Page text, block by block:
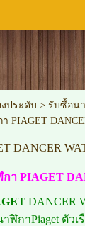
ประดับ > รับซื้อนา
PIAGET
DANCER
า PIAGET
DANCER
ฬิกาPiaget ตัวเ